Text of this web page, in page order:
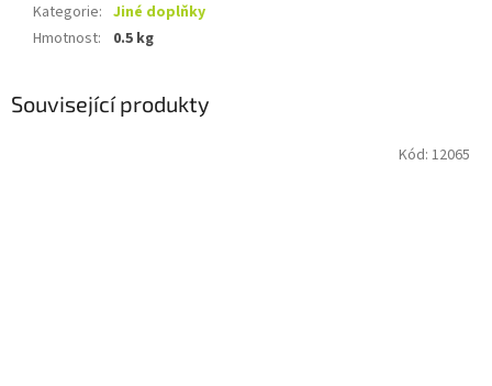
Kategorie: Jiné doplňky
Hmotnost: 0.5 kg
Související produkty
Kód: 12065